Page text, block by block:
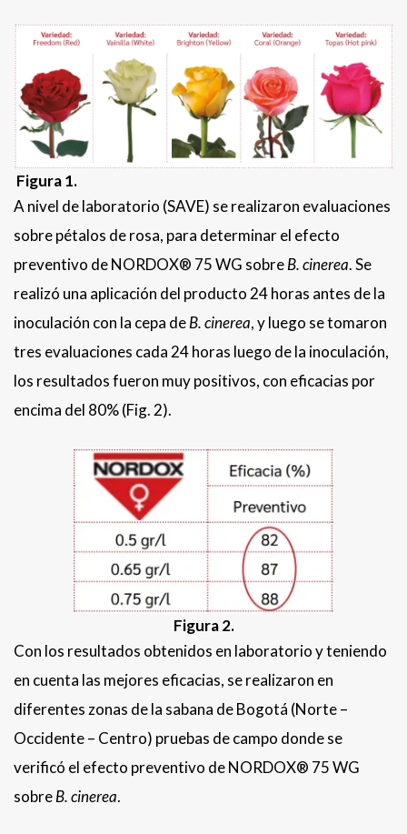
Figura 1.
A nivel de laboratorio (SAVE) se realizaron evaluaciones
sobre pétalos de rosa, para determinar el efecto
preventivo de NORDOX® 75 WG sobreB. cinerea. Se
realizó una aplicación del producto 24 horas antes de la
inoculación con la cepa deB. cinerea, y luego se tomaron
tres evaluaciones cada 24 horas luego de la inoculación,
los resultados fueron muy positivos, con eficacias por
encima del 80% (Fig. 2).
Figura 2.
Con los resultados obtenidos en laboratorio y teniendo
en cuenta las mejores eficacias, se realizaron en
diferentes zonas de la sabana de Bogotá (Norte –
Occidente – Centro) pruebas de campo donde se
verificó el efecto preventivo deNORDOX® 75 WG
sobreB. cinerea.